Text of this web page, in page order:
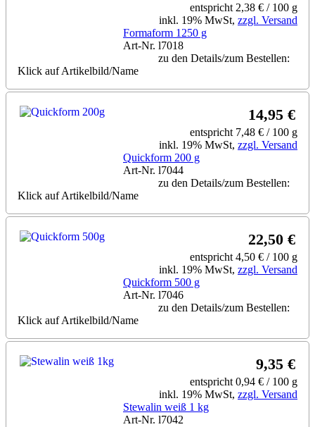
entspricht 2,38 € / 100 g
inkl. 19% MwSt, zzgl. Versand
Formaform 1250 g
Art-Nr. l7018
zu den Details/zum Bestellen:
Klick auf Artikelbild/Name
14,95 €
entspricht 7,48 € / 100 g
inkl. 19% MwSt, zzgl. Versand
Quickform 200 g
Art-Nr. l7044
zu den Details/zum Bestellen:
Klick auf Artikelbild/Name
22,50 €
entspricht 4,50 € / 100 g
inkl. 19% MwSt, zzgl. Versand
Quickform 500 g
Art-Nr. l7046
zu den Details/zum Bestellen:
Klick auf Artikelbild/Name
9,35 €
entspricht 0,94 € / 100 g
inkl. 19% MwSt, zzgl. Versand
Stewalin weiß 1 kg
Art-Nr. l7042